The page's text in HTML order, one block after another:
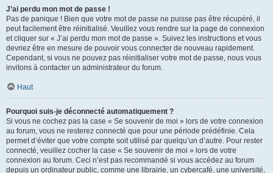
J’ai perdu mon mot de passe !
Pas de panique ! Bien que votre mot de passe ne puisse pas être récupéré, il
peut facilement être réinitialisé. Veuillez vous rendre sur la page de connexion
et cliquer sur « J’ai perdu mon mot de passe ». Suivez les instructions et vous
devriez être en mesure de pouvoir vous connecter de nouveau rapidement.
Cependant, si vous ne pouvez pas réinitialiser votre mot de passe, nous vous
invitons à contacter un administrateur du forum.
Haut
Pourquoi suis-je déconnecté automatiquement ?
Si vous ne cochez pas la case « Se souvenir de moi » lors de votre connexion
au forum, vous ne resterez connecté que pour une période prédéfinie. Cela
permet d’éviter que votre compte soit utilisé par quelqu’un d’autre. Pour rester
connecté, veuillez cocher la case « Se souvenir de moi » lors de votre
connexion au forum. Ceci n’est pas recommandé si vous accédez au forum
depuis un ordinateur public, comme une librairie, un cybercafé, une université,